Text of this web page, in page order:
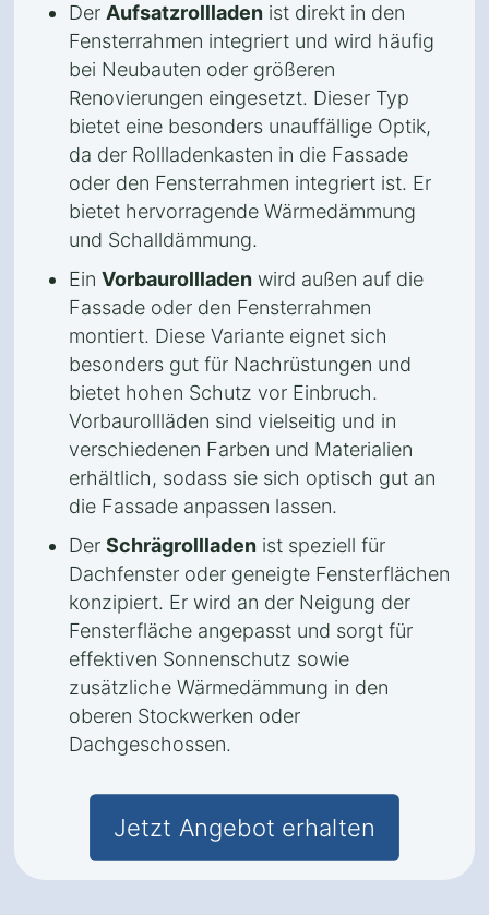
Der Aufsatzrollladen ist direkt in den
Fensterrahmen integriert und wird häufig
bei Neubauten oder größeren
Renovierungen eingesetzt. Dieser Typ
bietet eine besonders unauffällige Optik,
da der Rollladenkasten in die Fassade
oder den Fensterrahmen integriert ist. Er
bietet hervorragende Wärmedämmung
und Schalldämmung.
Ein Vorbaurollladen wird außen auf die
Fassade oder den Fensterrahmen
montiert. Diese Variante eignet sich
besonders gut für Nachrüstungen und
bietet hohen Schutz vor Einbruch.
Vorbaurollläden sind vielseitig und in
verschiedenen Farben und Materialien
erhältlich, sodass sie sich optisch gut an
die Fassade anpassen lassen.
Der Schrägrollladen ist speziell für
Dachfenster oder geneigte Fensterflächen
konzipiert. Er wird an der Neigung der
Fensterfläche angepasst und sorgt für
effektiven Sonnenschutz sowie
zusätzliche Wärmedämmung in den
oberen Stockwerken oder
Dachgeschossen.
Jetzt Angebot erhalten